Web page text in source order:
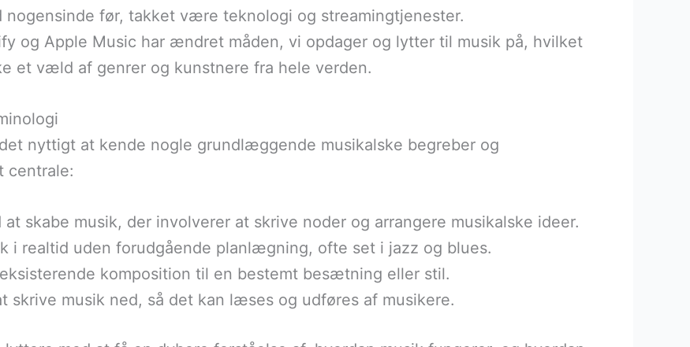
før, takket være teknologi og streamingtjenester.
og Apple Music har ændret måden, vi opdager og lytter til musik på, hvilket
et væld af genrer og kunstnere fra hele verden.
nyttigt at kende nogle grundlæggende musikalske begreber og
centrale:
at skabe musik, der involverer at skrive noder og arrangere musikalske ideer.
i realtid uden forudgående planlægning, ofte set i jazz og blues.
komposition til en bestemt besætning eller stil.
skrive musik ned, så det kan læses og udføres af musikere.